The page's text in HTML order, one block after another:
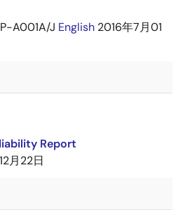
A001A/J English 2016年7月01
Report
月22日